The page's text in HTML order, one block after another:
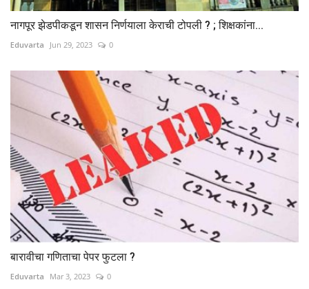
नागपूर झेडपीकडून शासन निर्णयाला केराची टोपली ? ; शिक्षकांना...
Eduvarta Jun 29, 2023 0
बारावीचा गणिताचा पेपर फुटला ?
Eduvarta Mar 3, 2023 0